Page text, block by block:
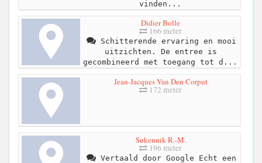
vinden...
Didier Bolle
166 meter
Schitterende ervaring en mooi
uitzichten. De entree is
gecombineerd met toegang tot d...
Jean-Jacques Van Den Corput
172 meter
Sukennik R.-M.
196 meter
Vertaald door Google Echt een